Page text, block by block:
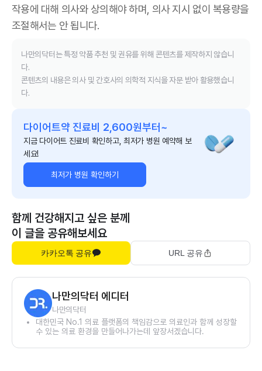
작용에 대해 의사와 상의해야 하며, 의사 지시 없이 복용량을
조절해서는 안 됩니다.
나만의닥터는 특정 약품 추천 및 권유를 위해 콘텐츠를 제작하지 않습니
다.
콘텐츠의 내용은 의사 및 간호사의 의학적 지식을 자문 받아 활용했습니
다.
다이어트약 진료비 2,600원부터~
지금 다이어트 진료비 확인하고, 최저가 병원 예약해 보
세요!
최저가 병원 확인하기
함께 건강해지고 싶은 분께
이 글을 공유해보세요
카카오톡 공유 URL 공유
나만의닥터 에디터
나만의닥터
대한민국 No.1 의료 플랫폼의 책임감으로 의료인과 함께 성장할
수 있는 의료 환경을 만들어나가는데 앞장서겠습니다.